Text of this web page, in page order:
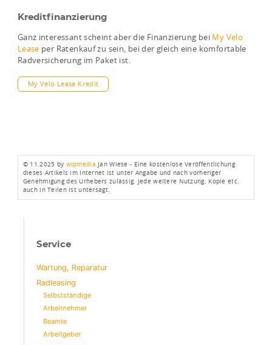
Kreditfinanzierung
Ganz interessant scheint aber die Finanzierung bei My Velo
Lease per Ratenkauf zu sein, bei der gleich eine komfortable
Radversicherung im Paket ist.
My Velo Lease Kredit
© 11.2025 by wipmedia Jan Wiese - Eine kostenlose Veröffentlichung
dieses Artikels im Internet ist unter Angabe und nach vorheriger
Genehmigung des Urhebers zulässig. Jede weitere Nutzung, Kopie etc.
auch in Teilen ist untersagt.
Service
Wartung, Reparatur
Radleasing
Selbstständige
Arbeitnehmer
Beamte
Arbeitgeber